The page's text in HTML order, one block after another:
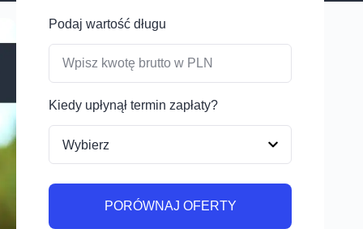
Podaj wartość długu
Kiedy upłynął termin zapłaty?
PORÓWNAJ OFERTY